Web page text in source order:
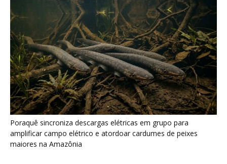
Últimas noticias
Sapo da era glacial é descoberto em poços de
Los Angeles
9 de agosto de 2026
Maçarico quase dobra de peso antes da
migração e reduz órgãos...
9 de agosto de 2026